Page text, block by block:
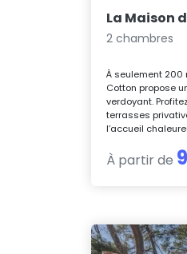
La Maison
2 chambres
À seulement 200
Cotton propose
verdoyant.
terrasses
l’accueil
À partir de